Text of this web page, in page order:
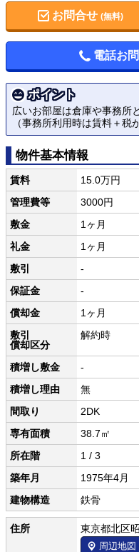
お問合せ (無料)
電話お
ポイント
広いお部屋は倉庫や事務所
（事務所利用時は賃料＋税
物件基本情報
賃料
15.0万円
管理費等
3000円
敷金
1ヶ月
礼金
1ヶ月
敷引
-
保証金
-
償却金
1ヶ月
敷引
償却区分
解約時
積増し敷金
-
積増し理由
無
間取り
2DK
専有面積
38.7㎡
所在階
1 / 3
築年月
1975年4月
建物構造
鉄骨
住所 東京都北区
周辺地図